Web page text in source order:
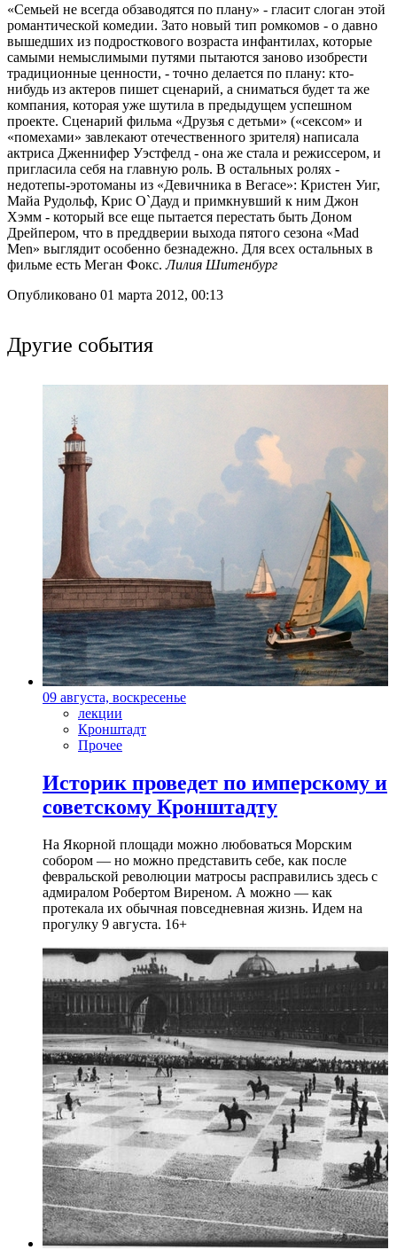
«Семьей не всегда обзаводятся по плану» - гласит слоган этой
романтической комедии. Зато новый тип ромкомов - о давно
вышедших из подросткового возраста инфантилах, которые
самыми немыслимыми путями пытаются заново изобрести
традиционные ценности, - точно делается по плану: кто-
нибудь из актеров пишет сценарий, а сниматься будет та же
компания, которая уже шутила в предыдущем успешном
проекте. Сценарий фильма «Друзья с детьми» («сексом» и
«помехами» завлекают отечественного зрителя) написала
актриса Дженнифер Уэстфелд - она же стала и режиссером, и
пригласила себя на главную роль. В остальных ролях -
недотепы-эротоманы из «Девичника в Вегасе»: Кристен Уиг,
Майа Рудольф, Крис О`Дауд и примкнувший к ним Джон
Хэмм - который все еще пытается перестать быть Доном
Дрейпером, что в преддверии выхода пятого сезона «Mad
Men» выглядит особенно безнадежно. Для всех остальных в
фильме есть Меган Фокс.Лилия Шитенбург
Опубликовано 01 марта 2012, 00:13
Другие события
09 августа, воскресенье
лекции
Кронштадт
Прочее
Историк проведет по имперскому и
советскому Кронштадту
На Якорной площади можно любоваться Морским
собором — но можно представить себе, как после
февральской революции матросы расправились здесь с
адмиралом Робертом Виреном. А можно — как
протекала их обычная повседневная жизнь. Идем на
прогулку 9 августа. 16+